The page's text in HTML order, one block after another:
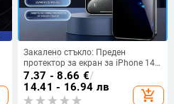
Закалено стъкло: Преден
протектор за екран за iPhone 14
Pro Max – Anti-Peep, пълно
покритие, устойчив на изпускане
7.37 - 8.66 €/
14.41 - 16.94 лв
add_shopping_cart